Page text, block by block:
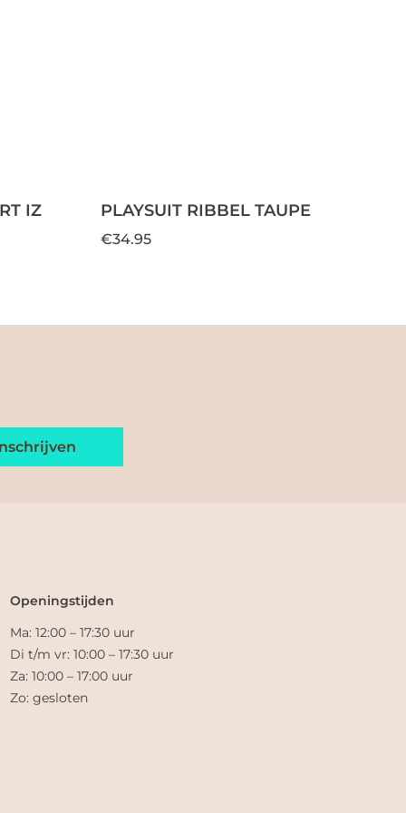
IZ PLAYSUIT RIBBEL TAUPE
€34.95
Openingstijden
Ma: 12:00 – 17:30 uur
Di t/m vr: 10:00 – 17:30 uur
Za: 10:00 – 17:00 uur
Zo: gesloten